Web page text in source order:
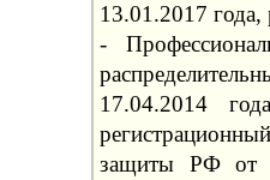
13.01.2017
-
17.04.2014
защиты РФ от